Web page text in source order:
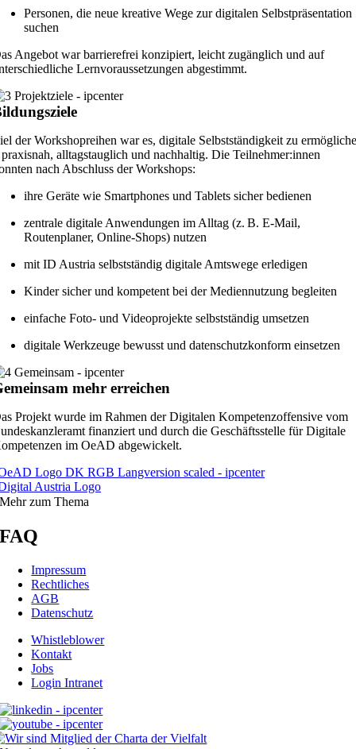
Personen, die neue kreative Wege zur digitalen Selbstpräsentation
suchen
Angebot war barrierefrei konzipiert, leicht zugänglich und auf
Lernvoraussetzungen abgestimmt.
der Workshopreihen war es, digitale Selbstständigkeit zu
alltagstauglich und nachhaltig. Die Teilnehmer:innen
nach Abschluss der Workshops:
ihre Geräte wie Smartphones und Tablets sicher bedienen
zentrale digitale Anwendungen im Alltag (z. B. E-Mail,
Routenplaner, Online-Shops) nutzen
mit ID Austria selbstständig digitale Amtswege erledigen
Kinder sicher und kompetent bei der Mediennutzung begleiten
einfache Foto- und Videoprojekte selbstständig umsetzen
digitale Werkzeuge bewusst und datenschutzkonform einsetzen
mehr erreichen
Projekt wurde im Rahmen der Digitalen Kompetenzoffensive vom
finanziert und durch die Geschäftsstelle für Digitale
im OeAD abgewickelt.
Mehr zum Thema
FAQ
Impressum
Rechtliches
AGB
Datenschutz
Whistleblower
Kontakt
Jobs
Login Intranet